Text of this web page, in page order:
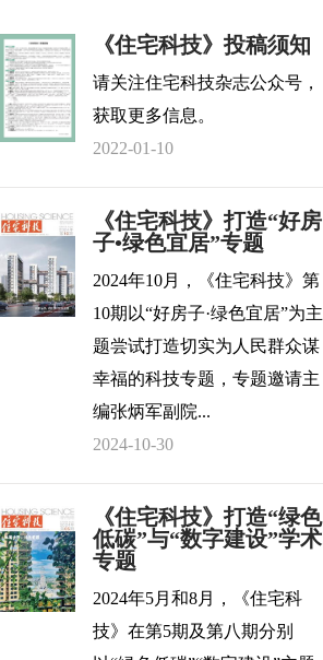
《住宅科技》投稿须知
请关注住宅科技杂志公众号，
获取更多信息。
2022-01-10
《住宅科技》打造“好房
子•绿色宜居”专题
2024年10月，《住宅科技》第
10期以“好房子·绿色宜居”为主
题尝试打造切实为人民群众谋
幸福的科技专题，专题邀请主
编张炳军副院...
2024-10-30
《住宅科技》打造“绿色
低碳”与“数字建设”学术
专题
2024年5月和8月，《住宅科
技》在第5期及第八期分别